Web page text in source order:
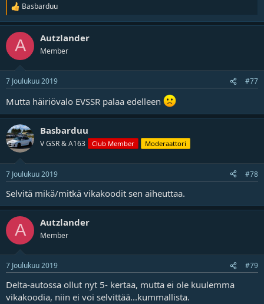
R
e
a
k
i
Basbarduu
A Autzlander
Member
7 Joulukuu 2019 #77
Mutta häiriövalo EVSSR palaa edelleen
Basbarduu
V GSR & A163 Club Member Moderaattori
7 Joulukuu 2019 #78
Selvitä mikä/mitkä vikakoodit sen aiheuttaa.
A Autzlander
Member
7 Joulukuu 2019 #79
Delta-autossa ollut nyt 5- kertaa, mutta ei ole kuulemma
vikakoodia, niin ei voi selvittää...kummallista.